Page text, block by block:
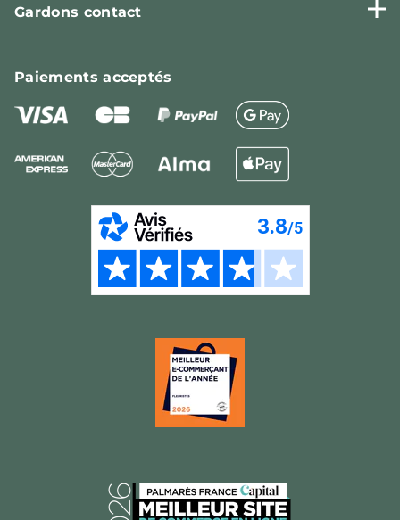
Gardons contact
Paiementsacceptés